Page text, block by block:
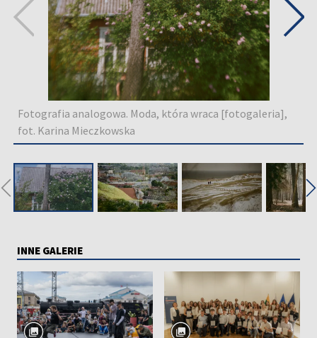
Fotografia analogowa. Moda, która wraca [fotogaleria],
fot. Karina Mieczkowska
◀ ▶
INNE GALERIE